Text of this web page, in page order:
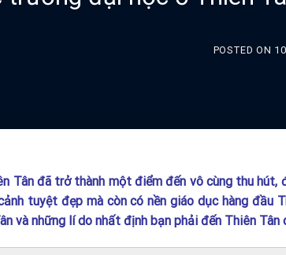
POSTED ON
Tân đã trở thành một điểm đến vô cùng thu
tuyệt đẹp mà còn có nền giáo dục hàng đầu
và những lí do nhất định bạn phải đến Thiên Tân